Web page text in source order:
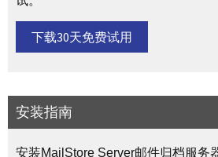
下载30天免费试用
安装指南
安装MailStore Server邮件归档服务